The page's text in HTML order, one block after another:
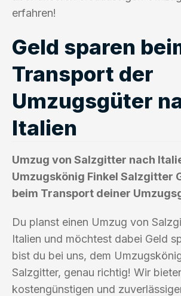
erfahren!
Geld sparen
Transport der
Umzugsgüter
Italien
Umzug von Salzgitter nach
Umzugskönig Finkel Salzgitter
beim Transport deiner
Du planst einen Umzug von
Italien und möchtest dabei Geld
bist du bei uns, dem
Salzgitter, genau richtig! Wir
kostengünstigen und